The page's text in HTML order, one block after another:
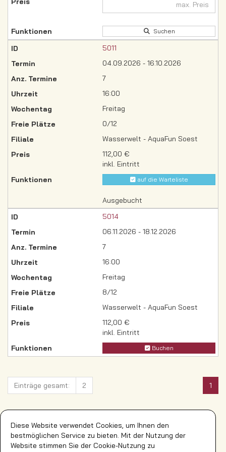
Suchen
5011
04.09.2026 - 16.10.2026
7
16:00
Freitag
0/12
Wasserwelt - AquaFun Soest
112,00 €
inkl. Eintritt
auf die Warteliste
Ausgebucht
5014
06.11.2026 - 18.12.2026
7
16:00
Freitag
8/12
Wasserwelt - AquaFun Soest
112,00 €
inkl. Eintritt
Buchen
1
Einträge gesamt: 2
Einträge pro Seite: 20 40 60 80
Diese Website verwendet Cookies, um Ihnen den
bestmöglichen Service zu bieten. Mit der Nutzung der
Website stimmen Sie der Cookie-Nutzung zu